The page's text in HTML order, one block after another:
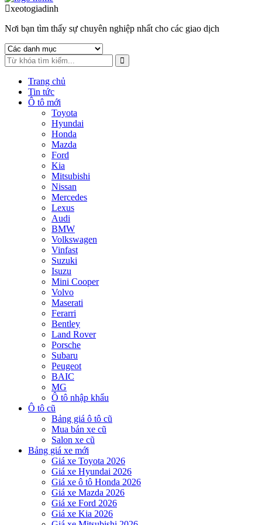
to
toxeotogiadinh
Nơi bạn tìm thấy sự chuyên nghiệp nhất cho các giao dịch
Trang chủ
Tin tức
Ô tô mới
Toyota
Hyundai
Honda
Mazda
Ford
Kia
Mitsubishi
Nissan
Mercedes
Lexus
Audi
BMW
Volkswagen
Vinfast
Suzuki
Isuzu
Mini Cooper
Volvo
Maserati
Ferarri
Bentley
Land Rover
Porsche
Subaru
Peugeot
BAIC
MG
Ô tô nhập khẩu
Ô tô cũ
Bảng giá ô tô cũ
Mua bán xe cũ
Salon xe cũ
Bảng giá xe mới
Giá xe Toyota 2026
Giá xe Hyundai 2026
Giá xe ô tô Honda 2026
Giá xe Mazda 2026
Giá xe Ford 2026
Giá xe Kia 2026